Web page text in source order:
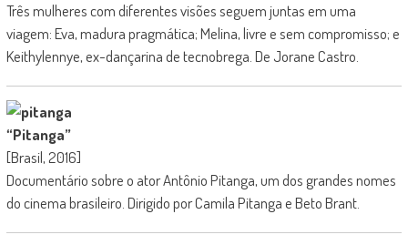
Três mulheres com diferentes visões seguem juntas em uma
viagem: Eva, madura pragmática; Melina, livre e sem compromisso; e
Keithylennye, ex-dançarina de tecnobrega. De Jorane Castro.
“Pitanga”
[Brasil, 2016]
Documentário sobre o ator Antônio Pitanga, um dos grandes nomes
do cinema brasileiro. Dirigido por Camila Pitanga e Beto Brant.